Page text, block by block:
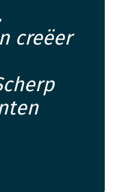
creëer